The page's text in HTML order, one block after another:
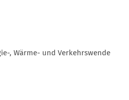
, Wärme- und Verkehrswende